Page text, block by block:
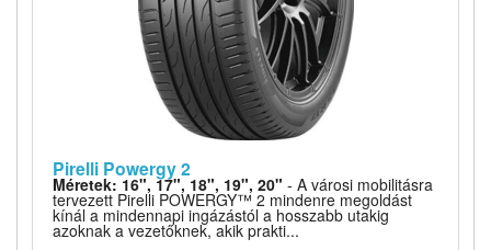
Pirelli Powergy 2
Méretek: 16", 17", 18", 19", 20" - A városi mobilitásra
tervezett Pirelli POWERGY™ 2 mindenre megoldást
kínál a mindennapi ingázástól a hosszabb utakig
azoknak a vezetőknek, akik prakti...